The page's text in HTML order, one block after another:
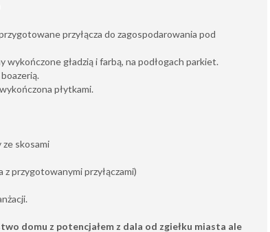
przyłącza do zagospodarowania pod
wykończone gładzią i farbą, na podłogach parkiet.
płytkami.
skosami
z przygotowanymi przyłączami)
domu z potencjałem z dala od zgiełku miasta ale